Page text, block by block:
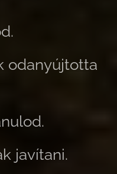
odanyújtotta
javítani.